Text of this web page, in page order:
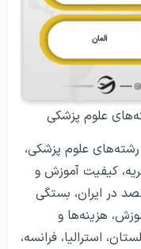
علوم پزشکی
علوم پزشکی،
کیفیت آموزش و
در ایران، بستگی
هزینه‌ها و
استرالیا، فرانسه،